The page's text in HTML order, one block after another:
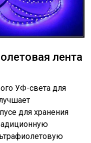
лента
УФ-света для
для хранения